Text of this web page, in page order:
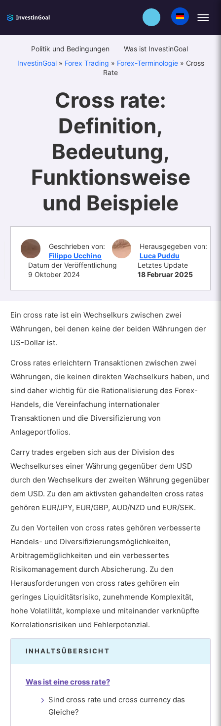
Politik und Bedingungen
Was ist InvestinGoal
InvestinGoal» Forex Trading » Forex-Terminologie» Cross
Rate
Cross rate:
Definition,
Bedeutung,
Funktionsweise
und Beispiele
Geschrieben von:
Filippo Ucchino
Herausgegeben von:
Luca Puddu
Datum der Veröffentlichung
9 Oktober 2024
Letztes Update
18 Februar 2025
Ein cross rate ist ein Wechselkurs zwischen zwei
Währungen, bei denen keine der beiden Währungen der
US-Dollar ist.
Cross rates erleichtern Transaktionen zwischen zwei
Währungen, die keinen direkten Wechselkurs haben, und
sind daher wichtig für die Rationalisierung des Forex-
Handels, die Vereinfachung internationaler
Transaktionen und die Diversifizierung von
Anlageportfolios.
Carry trades ergeben sich aus der Division des
Wechselkurses einer Währung gegenüber dem USD
durch den Wechselkurs der zweiten Währung gegenüber
dem USD. Zu den am aktivsten gehandelten cross rates
gehören EUR/JPY, EUR/GBP, AUD/NZD und EUR/SEK.
Zu den Vorteilen von cross rates gehören verbesserte
Handels- und Diversifizierungsmöglichkeiten,
Arbitragemöglichkeiten und ein verbessertes
Risikomanagement durch Absicherung. Zu den
Herausforderungen von cross rates gehören ein
geringes Liquiditätsrisiko, zunehmende Komplexität,
hohe Volatilität, komplexe und miteinander verknüpfte
Korrelationsrisiken und Fehlerpotenzial.
INHALTSÜBERSICHT
Was ist eine cross rate?
Sind cross rate und cross currency das
Gleiche?